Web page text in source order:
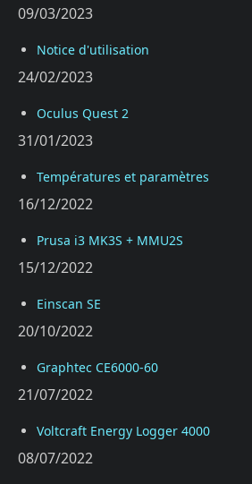
09/03/2023
Notice d'utilisation
24/02/2023
Oculus Quest 2
31/01/2023
Températures et paramètres
16/12/2022
Prusa i3 MK3S + MMU2S
15/12/2022
Einscan SE
20/10/2022
Graphtec CE6000-60
21/07/2022
Voltcraft Energy Logger 4000
08/07/2022